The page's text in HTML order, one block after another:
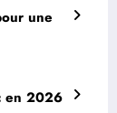
une
en 2026